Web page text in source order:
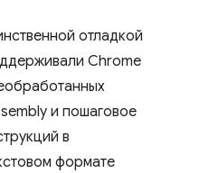
отладкой
Chrome
и пошаговое
в
формате